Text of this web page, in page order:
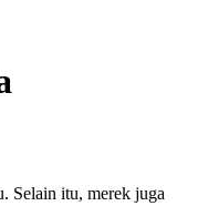
Selain itu, merek juga